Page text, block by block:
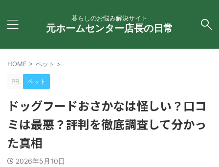
暮らしのお悩み解決サイト
元ホームセンター店長の日常
HOME > ペット >
PR ペット
ドッグフードおさかなは怪しい？口コ
ミは最悪？評判を徹底調査して分かっ
た真相
2026年5月10日